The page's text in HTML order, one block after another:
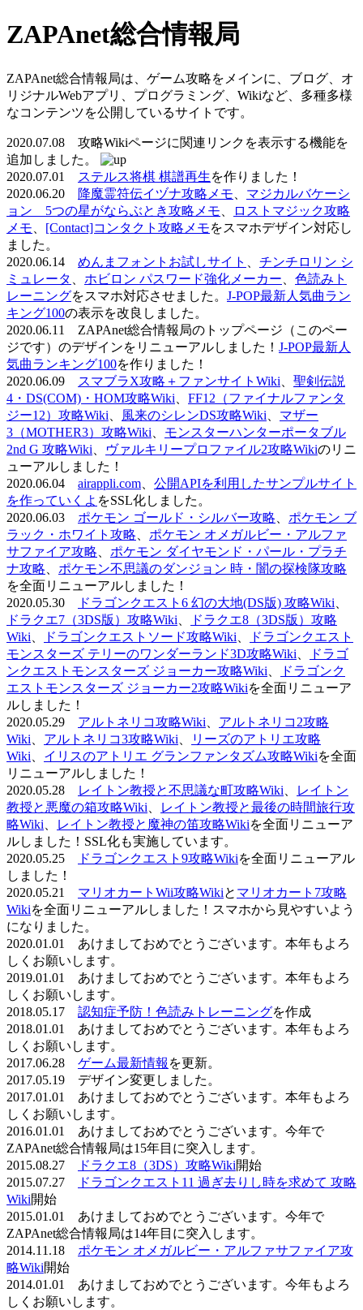
ZAPAnet総合情報局
ZAPAnet総合情報局は、ゲーム攻略をメインに、ブログ、オ
リジナルWebアプリ、プログラミング、Wikiなど、多種多様
なコンテンツを公開しているサイトです。
2020.07.08 攻略Wikiページに関連リンクを表示する機能を
追加しました。
2020.07.01
ステルス将棋 棋譜再生を作りました！
2020.06.20
降魔霊符伝イヅナ攻略メモ
マジカルバケーシ
ョン 5つの星がならぶとき攻略メモ
ロストマジック攻略
メモ
[Contact]コンタクト攻略メモをスマホデザイン対応し
ました。
2020.06.14 めんまフォントお試しサイト
チンチロリン シ
ミュレータ
ホビロン パスワード強化メーカー
色読みト
レーニングをスマホ対応させました。 J-POP最新人気曲ラン
キング100の表示を改良しました。
2020.06.11 ZAPAnet総合情報局のトップページ（このペー
ジです）のデザインをリニューアルしました！ J-POP最新人
気曲ランキング100を作りました！
2020.06.09
スマブラX攻略＋ファンサイトWiki
聖剣伝説
4・DS(COM)・HOM攻略Wiki
FF12（ファイナルファンタ
ジー12）攻略Wiki
風来のシレンDS攻略Wiki
マザー
3（MOTHER3）攻略Wiki
モンスターハンターポータブル
2nd G 攻略Wiki
ヴァルキリープロファイル2攻略Wikiのリニ
ューアルしました！
2020.06.04 airappli.com
公開APIを利用したサンプルサイト
を作っていくよ をSSL化しました。
2020.06.03 ポケモン ゴールド・シルバー攻略
ポケモン ブ
ラック・ホワイト攻略
ポケモン オメガルビー・アルファ
サファイア攻略
ポケモン ダイヤモンド・パール・プラチ
ナ攻略
ポケモン不思議のダンジョン 時・闇の探検隊攻略
を全面リニューアルしました！
2020.05.30
ドラゴンクエスト6 幻の大地(DS版) 攻略Wiki
ドラクエ7（3DS版）攻略Wiki
ドラクエ8（3DS版）攻略
Wiki
ドラゴンクエストソード攻略Wiki
ドラゴンクエスト
モンスターズ テリーのワンダーランド3D攻略Wiki
ドラゴ
ンクエストモンスターズ ジョーカー攻略Wiki
ドラゴンク
エストモンスターズ ジョーカー2攻略Wikiを全面リニューア
ルしました！
2020.05.29 アルトネリコ攻略Wiki
アルトネリコ2攻略
Wiki
アルトネリコ3攻略Wiki
リーズのアトリエ攻略
Wiki
イリスのアトリエ グランファンタズム攻略Wikiを全面
リニューアルしました！
2020.05.28
レイトン教授と不思議な町攻略Wiki
レイトン
教授と悪魔の箱攻略Wiki
レイトン教授と最後の時間旅行攻
略Wiki
レイトン教授と魔神の笛攻略Wikiを全面リニューア
ルしました！SSL化も実施しています。
2020.05.25
ドラゴンクエスト9攻略Wikiを全面リニューアル
しました！
2020.05.21 マリオカートWii攻略Wikiと マリオカート7攻略
Wikiを全面リニューアルしました！スマホから見やすいよう
になりました。
2020.01.01 あけましておめでとうございます。本年もよろ
しくお願いします。
2019.01.01 あけましておめでとうございます。本年もよろ
しくお願いします。
2018.05.17 認知症予防！色読みトレーニングを作成
2018.01.01 あけましておめでとうございます。本年もよろ
しくお願いします。
2017.06.28 ゲーム最新情報 を更新。
2017.05.19 デザイン変更しました。
2017.01.01 あけましておめでとうございます。本年もよろ
しくお願いします。
2016.01.01 あけましておめでとうございます。今年で
ZAPAnet総合情報局は15年目に突入します。
2015.08.27
ドラクエ8（3DS）攻略Wiki開始
2015.07.27
ドラゴンクエスト11 過ぎ去りし時を求めて 攻略
Wiki開始
2015.01.01 あけましておめでとうございます。今年で
ZAPAnet総合情報局は14年目に突入します。
2014.11.18 ポケモン オメガルビー・アルファサファイア攻
略Wiki開始
2014.01.01 あけましておめでとうございます。今年もよろ
しくお願いします。